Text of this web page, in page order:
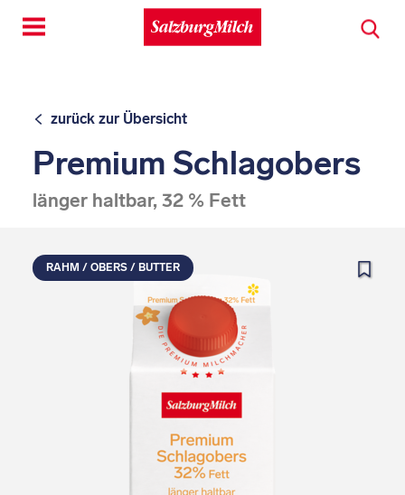
Toggle
navigation
zurück zur Übersicht
Premium Schlagobers
länger haltbar, 32 % Fett
RAHM / OBERS / BUTTER